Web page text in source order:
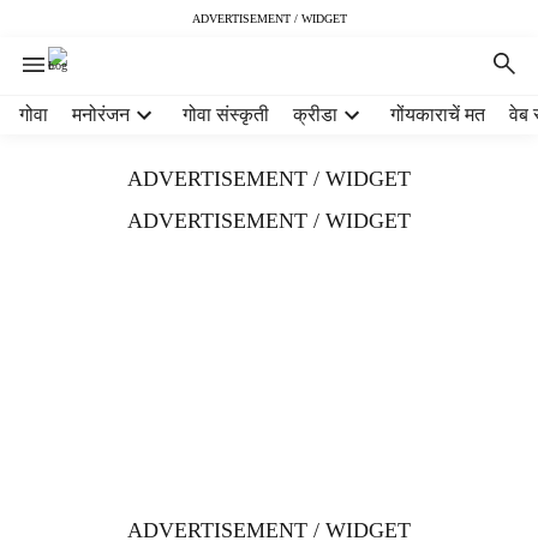
ADVERTISEMENT / WIDGET
गोवा मनोरंजन गोवा संस्कृती क्रीडा गोंयकाराचें मत वेब
ADVERTISEMENT / WIDGET
ADVERTISEMENT / WIDGET
ADVERTISEMENT / WIDGET